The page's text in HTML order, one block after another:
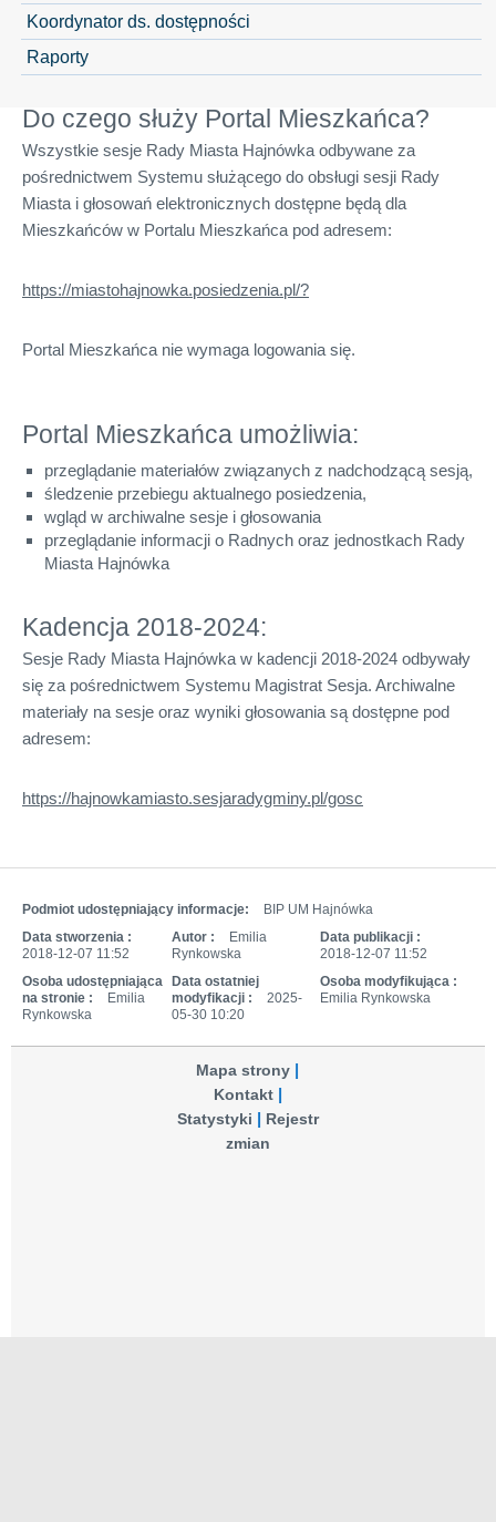
Koordynator ds. dostępności
Raporty
Do czego służy Portal Mieszkańca?
Wszystkie sesje Rady Miasta Hajnówka odbywane za
pośrednictwem Systemu służącego do obsługi sesji Rady
Miasta i głosowań elektronicznych dostępne będą dla
Mieszkańców w Portalu Mieszkańca pod adresem:
https://miastohajnowka.posiedzenia.pl/?
Portal Mieszkańca nie wymaga logowania się.
Portal Mieszkańca umożliwia:
przeglądanie materiałów związanych z nadchodzącą sesją,
śledzenie przebiegu aktualnego posiedzenia,
wgląd w archiwalne sesje i głosowania
przeglądanie informacji o Radnych oraz jednostkach Rady
Miasta Hajnówka
Kadencja 2018-2024:
Sesje Rady Miasta Hajnówka w kadencji 2018-2024 odbywały
się za pośrednictwem Systemu Magistrat Sesja. Archiwalne
materiały na sesje oraz wyniki głosowania są dostępne pod
adresem:
https://hajnowkamiasto.sesjaradygminy.pl/gosc
Podmiot udostępniający informacje:
BIP UM Hajnówka
Data stworzenia :
2018-12-07 11:52
Autor :
Emilia
Rynkowska
Data publikacji :
2018-12-07 11:52
Osoba udostępniająca
na stronie :
Emilia
Rynkowska
Data ostatniej
modyfikacji :
2025-
05-30 10:20
Osoba modyfikująca :
Emilia Rynkowska
Mapa strony
Kontakt
Statystyki
Rejestr
zmian